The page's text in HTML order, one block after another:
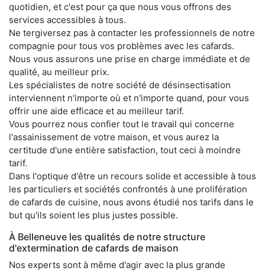
quotidien, et c'est pour ça que nous vous offrons des
services accessibles à tous.
Ne tergiversez pas à contacter les professionnels de notre
compagnie pour tous vos problèmes avec les cafards.
Nous vous assurons une prise en charge immédiate et de
qualité, au meilleur prix.
Les spécialistes de notre société de désinsectisation
interviennent n'importe où et n'importe quand, pour vous
offrir une aide efficace et au meilleur tarif.
Vous pourrez nous confier tout le travail qui concerne
l'assainissement de votre maison, et vous aurez la
certitude d'une entière satisfaction, tout ceci à moindre
tarif.
Dans l'optique d'être un recours solide et accessible à tous
les particuliers et sociétés confrontés à une prolifération
de cafards de cuisine, nous avons étudié nos tarifs dans le
but qu'ils soient les plus justes possible.
À Belleneuve les qualités de notre structure
d'extermination de cafards de maison
Nos experts sont à même d'agir avec la plus grande